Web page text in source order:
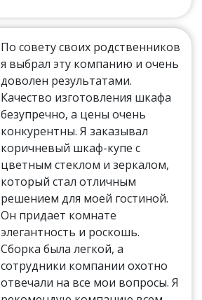
По совету своих родственников
я выбрал эту компанию и очень
доволен результатами.
Качество изготовления шкафа
безупречно, а цены очень
конкурентны. Я заказывал
коричневый шкаф-купе с
цветным стеклом и зеркалом,
который стал отличным
решением для моей гостиной.
Он придает комнате
элегантность и роскошь.
Сборка была легкой, а
сотрудники компании охотно
отвечали на все мои вопросы. Я